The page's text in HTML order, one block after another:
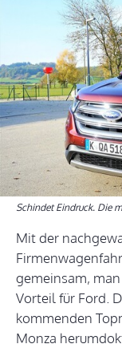
Schindet Eindruck. Die
Mit der
gemeinsam,
Vorteil für Ford.
kommenden
Monza